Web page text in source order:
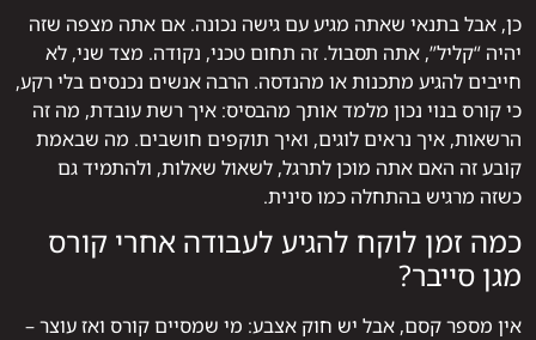
כן, אבל בתנאי שאתה מגיע עם גישה נכונה. אם אתה מצפה שזה
יהיה “קליל”, אתה תסבול. זה תחום טכני, נקודה. מצד שני, לא
חייבים להגיע מתכנות או מהנדסה. הרבה אנשים נכנסים בלי רקע,
כי קורס בנוי נכון מלמד אותך מהבסיס: איך רשת עובדת, מה זה
הרשאות, איך נראים לוגים, ואיך תוקפים חושבים. מה שבאמת
קובע זה האם אתה מוכן לתרגל, לשאול שאלות, ולהתמיד גם
כשזה מרגיש בהתחלה כמו סינית.
כמה זמן לוקח להגיע לעבודה אחרי קורס
מגן סייבר?
אין מספר קסם, אבל יש חוק אצבע: מי שמסיים קורס ואז עוצר –